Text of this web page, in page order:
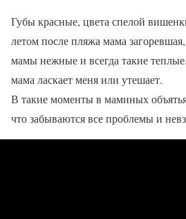
Губы красные, цвета спелой
летом после пляжа мама
мамы нежные и всегда такие
мама ласкает меня или утешает.
В такие моменты в маминых
что забываются все проблемы и